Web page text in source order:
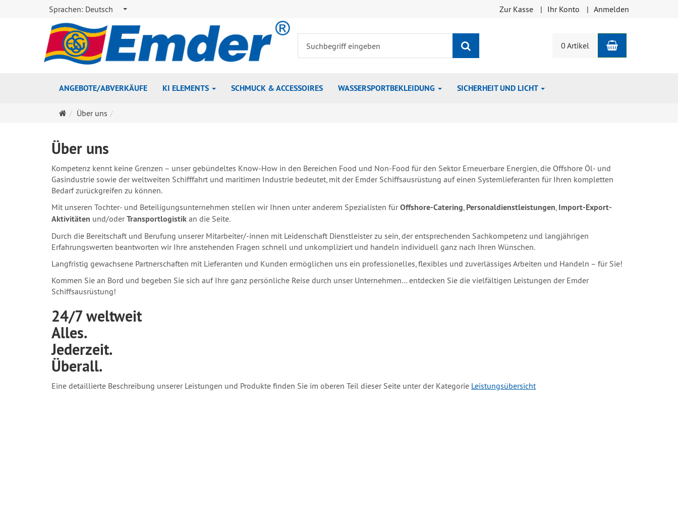
Sprachen: Deutsch Zur Kasse Ihr Konto Anmelden
0 Artikel Warenkorb
ANGEBOTE/ABVERKÄUFE KI ELEMENTS SCHMUCK & ACCESSOIRES WASSERSPORTBEKLEIDUNG SICHERHEIT UND LICHT
Startseite
Über uns
Über uns
Kompetenz kennt keine Grenzen – unser gebündeltes Know-How in den Bereichen Food und Non-Food für den Sektor Erneuerbare Energien, die Offshore Öl- und
Gasindustrie sowie der weltweiten Schifffahrt und maritimen Industrie bedeutet, mit der Emder Schiffsausrüstung auf einen Systemlieferanten für Ihren kompletten
Bedarf zurückgreifen zu können.
Mit unseren Tochter- und Beteiligungsunternehmen stellen wir Ihnen unter anderem Spezialisten fürOffshore-Catering, Personaldienstleistungen, Import-Export-
Aktivitäten und/oderTransportlogistik an die Seite.
Durch die Bereitschaft und Berufung unserer Mitarbeiter/-innen mit Leidenschaft Dienstleister zu sein, der entsprechenden Sachkompetenz und langjährigen
Erfahrungswerten beantworten wir Ihre anstehenden Fragen schnell und unkompliziert und handeln individuell ganz nach Ihren Wünschen.
Langfristig gewachsene Partnerschaften mit Lieferanten und Kunden ermöglichen uns ein professionelles, flexibles und zuverlässiges Arbeiten und Handeln – für Sie!
Kommen Sie an Bord und begeben Sie sich auf Ihre ganz persönliche Reise durch unser Unternehmen… entdecken Sie die vielfältigen Leistungen der Emder
Schiffsausrüstung!
24/7 weltweit
Alles.
Jederzeit.
Überall.
Eine detaillierte Beschreibung unserer Leistungen und Produkte finden Sie im oberen Teil dieser Seite unter der Kategorie Leistungsübersicht